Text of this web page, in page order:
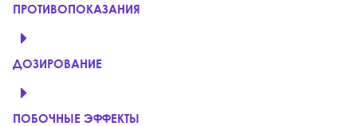
ПРОТИВОПОКАЗАНИЯ
ДОЗИРОВАНИЕ
ПОБОЧНЫЕ ЭФФЕКТЫ